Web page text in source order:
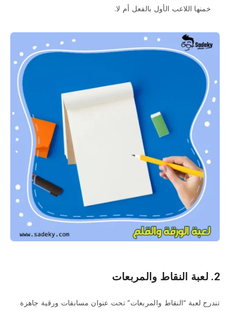
خمنها اللاعب الأول بالفعل أم لا.
2. لعبة النقاط والمربعات
تندرج لعبة “النقاط والمربعات” تحت عنوان مسابقات ورقية جاهزة